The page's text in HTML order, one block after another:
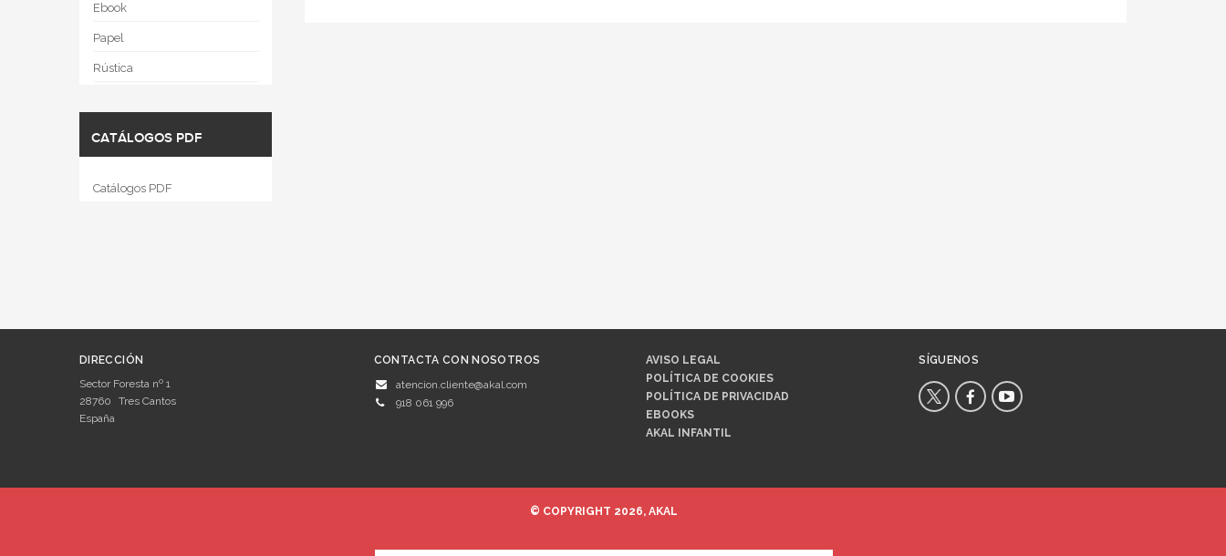
Ebook
Papel
Rústica
CATÁLOGOS PDF
Catálogos PDF
DIRECCIÓN
Sector Foresta nº 1
28760
Tres Cantos
España
CONTACTA CON NOSOTROS
atencion.cliente@akal.com
918 061 996
AVISO LEGAL
POLÍTICA DE COOKIES
POLÍTICA DE PRIVACIDAD
EBOOKS
AKAL INFANTIL
SÍGUENOS
© COPYRIGHT 2026, AKAL